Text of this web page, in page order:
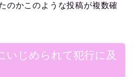
のかこのような投稿が複数確
いじめられて犯行に及